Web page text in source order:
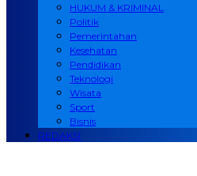
HUKUM & KRIMINAL
Politik
Pemerintahan
Kesehatan
Pendidikan
Teknologi
Wisata
Sport
Bisnis
REDAKSI